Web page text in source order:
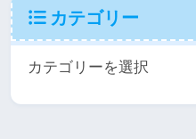
カテゴリー